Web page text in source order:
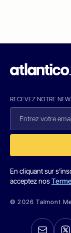
RECEVEZ NOTRE
En cliquant sur
acceptez nos
© 2026 Talmont